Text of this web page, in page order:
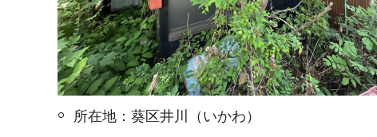
所在地：葵区井川（いかわ）